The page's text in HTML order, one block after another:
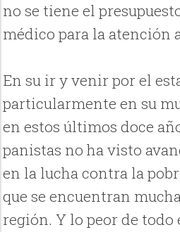
no se tiene el
médico para la atención
En su ir y venir por el
particularmente en su
en estos últimos doce
panistas no ha visto
en la lucha contra la
que se encuentran
región. Y lo peor de todo